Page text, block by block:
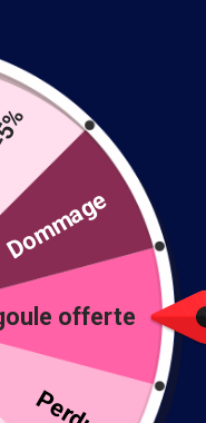
grand froid
Ajouter au panier
offerte
Dommage